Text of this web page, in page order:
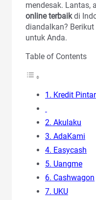
mendesak. Lantas,
online terbaikdi
diandalkan?
untuk Anda.
Table of Contents
1. Kredit Pintar
2. Akulaku
3. AdaKami
4. Easycash
5. Uangme
6. Cashwagon
7. UKU